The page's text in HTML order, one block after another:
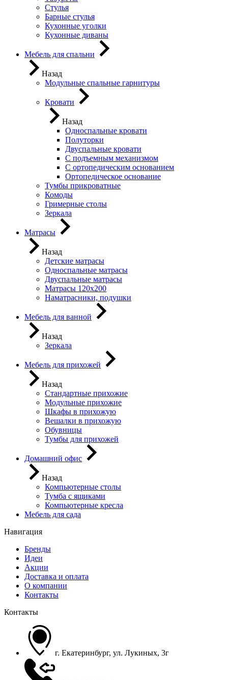
Стулья
Барные стулья
Кухонные уголки
Кухонные диваны
Мебель для спальни
Назад
Модульные спальные гарнитуры
Кровати
Назад
Односпальные кровати
Полуторки
Двуспальные кровати
С подъемным механизмом
С ортопедическим основанием
Ортопедическое основание
Тумбы прикроватные
Комоды
Гримерные столы
Зеркала
Матрасы
Назад
Детские матрасы
Односпальные матрасы
Двуспальные матрасы
Матрасы 120х200
Наматрасники, подушки
Мебель для ванной
Назад
Зеркала
Мебель для прихожей
Назад
Стандартные прихожие
Модульные прихожие
Шкафы в прихожую
Вешалки в прихожую
Обувницы
Тумбы для прихожей
Домашний офис
Назад
Компьютерные столы
Тумба с ящиками
Компьютерные кресла
Мебель для сада
Навигация
Бренды
Идеи
Акции
Доставка и оплата
О компании
Контакты
Контакты
г. Екатеринбург, ул. Лукиных, 3г